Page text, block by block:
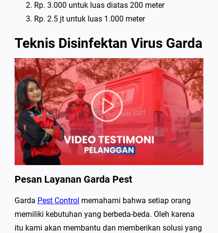
Rp. 3.000 untuk luas diatas 200 meter
Rp. 2.5 jt untuk luas 1.000 meter
Teknis Disinfektan Virus Garda
Pesan Layanan Garda Pest
Garda Pest Control memahami bahwa setiap orang
memiliki kebutuhan yang berbeda-beda. Oleh karena
itu kami akan membantu dan memberikan solusi yang